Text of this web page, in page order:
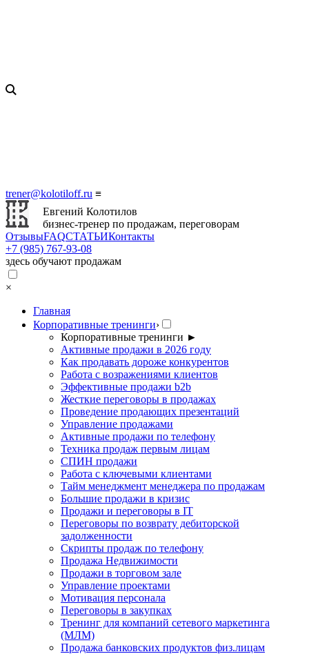
trener@kolotiloff.ru ≡
Евгений Колотилов
бизнес-тренер по продажам, переговорам
ОтзывыFAQСТАТЬИКонтакты
+7 (985) 767‑93‑08
здесь обучают продажам
×
Главная
Корпоративные тренинги›
Корпоративные тренинги ►
Активные продажи в 2026 году
Как продавать дороже конкурентов
Работа с возражениями клиентов
Эффективные продажи b2b
Жесткие переговоры в продажах
Проведение продающих презентаций
Управление продажами
Активные продажи по телефону
Техника продаж первым лицам
СПИН продажи
Работа с ключевыми клиентами
Тайм менеджмент менеджера по продажам
Большие продажи в кризис
Продажи и переговоры в IT
Переговоры по возврату дебиторской
задолженности
Скрипты продаж по телефону
Продажа Недвижимости
Продажи в торговом зале
Управление проектами
Мотивация персонала
Переговоры в закупках
Тренинг для компаний сетевого маркетинга
(МЛМ)
Продажа банковских продуктов физ.лицам